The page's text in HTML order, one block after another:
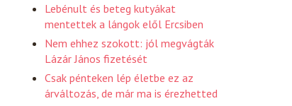
Lebénult és beteg kutyákat
mentettek a lángok elől Ercsiben
Nem ehhez szokott: jól megvágták
Lázár János fizetését
Csak pénteken lép életbe ez az
árváltozás, de már ma is érezhetted